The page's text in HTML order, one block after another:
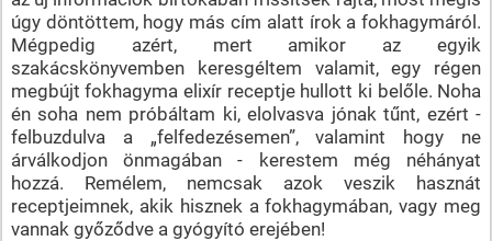
úgy döntöttem, hogy más cím alatt írok a fokhagymáról.
Mégpedig azért, mert amikor az egyik
szakácskönyvemben keresgéltem valamit, egy régen
megbújt fokhagyma elixír receptje hullott ki belőle. Noha
én soha nem próbáltam ki, elolvasva jónak tűnt, ezért -
felbuzdulva a „felfedezésemen”, valamint hogy ne
árválkodjon önmagában - kerestem még néhányat
hozzá. Remélem, nemcsak azok veszik hasznát
receptjeimnek, akik hisznek a fokhagymában, vagy meg
vannak győződve a gyógyító erejében!